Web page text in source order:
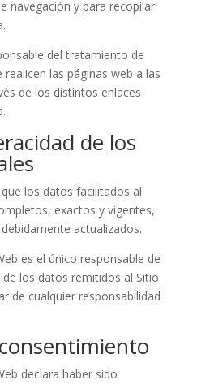
navegación y para recopilar
del tratamiento de
las páginas web a las
de los distintos enlaces
de los
los datos facilitados al
exactos y vigentes,
actualizados.
es el único responsable de
los datos remitidos al Sitio
de cualquier responsabilidad
declara haber sido